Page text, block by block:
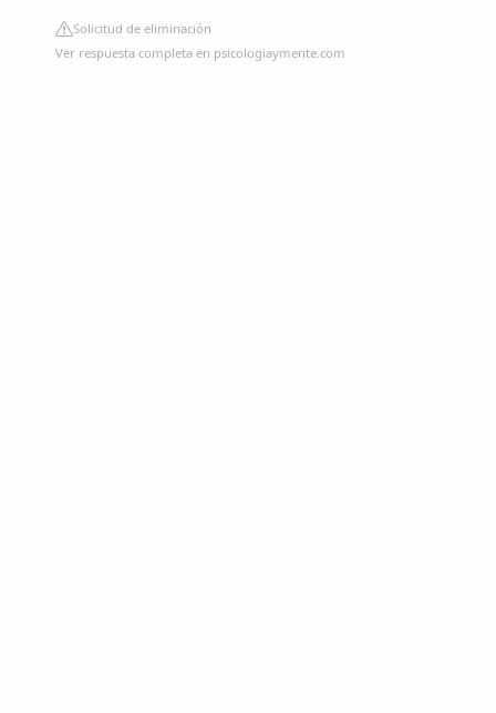
Solicitud de eliminación
Ver respuesta completa en psicologiaymente.com